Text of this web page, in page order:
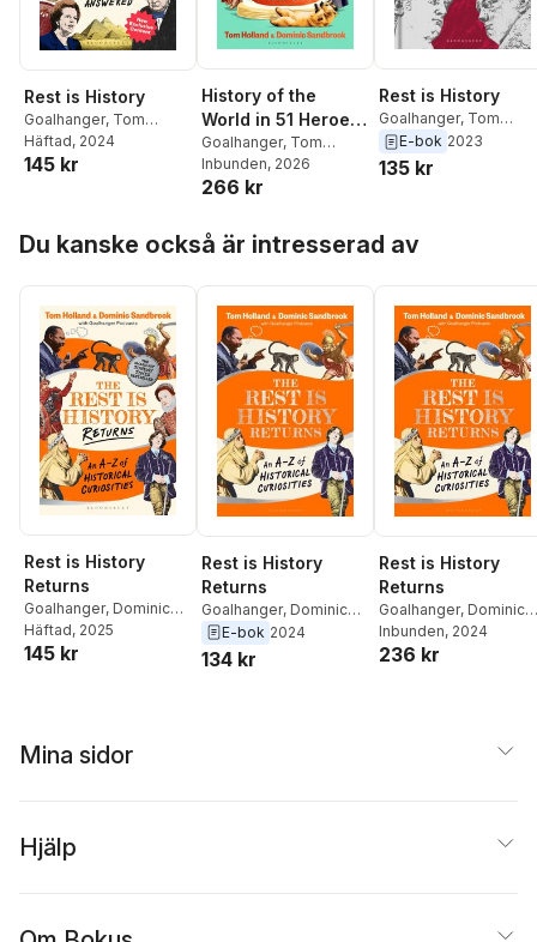
Rest is History
Goalhanger, Tom
Holland ,Dominic
Sandbrook
Häftad, 2024
145 kr
History of the
World in 51 Heroes
and Villains
Goalhanger, Tom
Holland,Dominic
Sandbrook
Inbunden, 2026
266 kr
Rest is History
Goalhanger, Tom
Holland,Dominic
Sandbrook
E-bok 2023
135 kr
Du kanske också är intresserad av
Rest is History
Returns
Goalhanger, Dominic
Sandbrook,Tom
Holland
Häftad, 2025
145 kr
Rest is History
Returns
Goalhanger, Dominic
Sandbrook,Tom
Holland
E-bok 2024
134 kr
Rest is History
Returns
Goalhanger, Dominic
Sandbrook,Tom
Holland
Inbunden, 2024
236 kr
Mina sidor
Hjälp